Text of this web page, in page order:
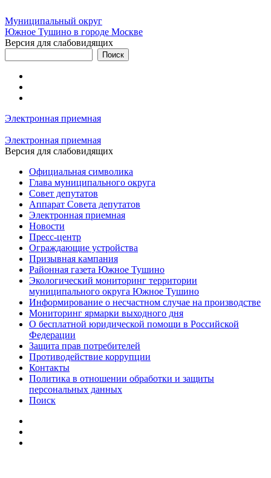
Муниципальный округ
Южное Тушино в городе Москве
Версия для слабовидящих
Электронная приемная
Электронная приемная
Версия для слабовидящих
Официальная символика
Глава муниципального округа
Совет депутатов
Аппарат Совета депутатов
Электронная приемная
Новости
Пресс-центр
Ограждающие устройства
Призывная кампания
Районная газета Южное Тушино
Экологический мониторинг территории
муниципального округа Южное Тушино
Информирование о несчастном случае на производстве
Мониторинг ярмарки выходного дня
О бесплатной юридической помощи в Российской
Федерации
Защита прав потребителей
Противодействие коррупции
Контакты
Политика в отношении обработки и защиты
персональных данных
Поиск